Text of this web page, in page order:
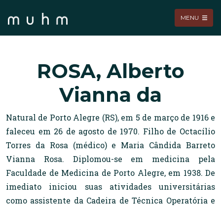
MENU
ROSA, Alberto
Vianna da
Natural de Porto Alegre (RS), em 5 de março de 1916 e
faleceu em 26 de agosto de 1970. Filho de Octacílio
Torres da Rosa (médico) e Maria Cândida Barreto
Vianna Rosa. Diplomou-se em medicina pela
Faculdade de Medicina de Porto Alegre, em 1938. De
imediato iniciou suas atividades universitárias
como assistente da Cadeira de Técnica Operatória e